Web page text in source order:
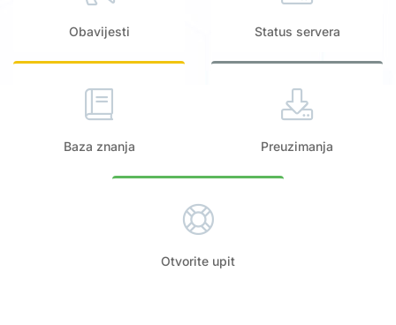
Obavijesti Status servera
Baza znanja Preuzimanja
Otvorite upit